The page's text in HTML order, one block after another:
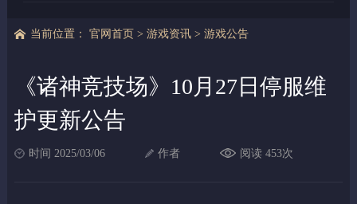
当前位置： 官网首页 > 游戏资讯 > 游戏公告
《诸神竞技场》10月27日停服维
护更新公告
时间 2025/03/06 作者 阅读 453次